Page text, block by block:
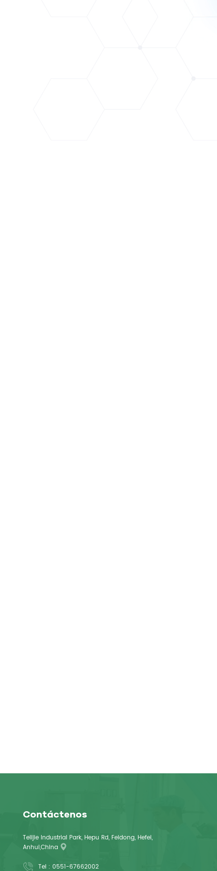
Contáctenos
Telijie Industrial Park, Hepu Rd, Feidong, Hefei,
Anhui,China
Tel : 0551-67662002